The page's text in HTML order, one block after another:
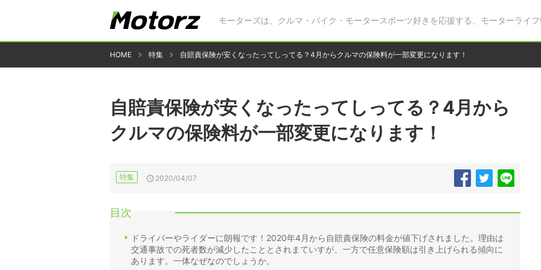
モーターズは、クルマ・バイク・モータースポーツ好きを応援する、モーターライフ
HOME 特集 自賠責保険が安くなったってしってる？4月からクルマの保険料が一部変更になります！
自賠責保険が安くなったってしってる？4月から
クルマの保険料が一部変更になります！
特集 2020/04/07
目次
ドライバーやライダーに朗報です！2020年4月から自賠責保険の料金が値下げされました。理由は
交通事故での死者数が減少したこととされまていすが、一方で任意保険額は引き上げられる傾向に
あります。一体なぜなのでしょうか。